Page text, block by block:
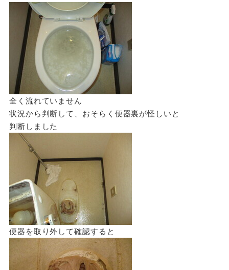
全く流れていません
状況から判断して、おそらく便器裏が怪しいと
判断しました
便器を取り外して確認すると